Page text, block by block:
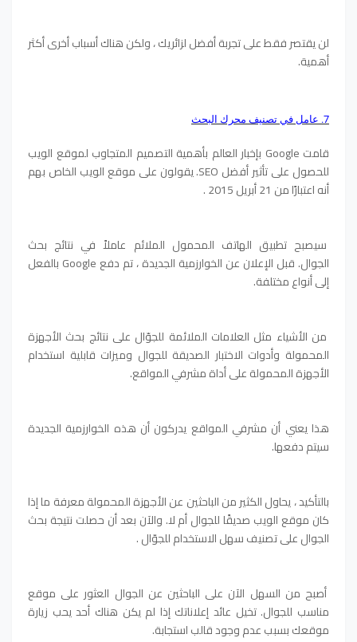
لن يقتصر فقط على تجربة أفضل لزائريك ، ولكن هناك أسباب أخرى أكثر
أهمية.
7. عامل في تصنيف محرك البحث
قامت Google بإخبار العالم بأهمية التصميم المتجاوب لموقع الويب
للحصول على تأثير أفضل SEO. يقولون على موقع الويب الخاص بهم
أنه اعتبارًا من 21 أبريل 2015 .
سيصبح تطبيق الهاتف المحمول الملائم عاملاً في نتائج بحث
الجوال.
قبل الإعلان عن الخوارزمية الجديدة ، تم دفع Google بالفعل
إلى أنواع مختلفة.
من الأشياء مثل العلامات الملائمة للجوّال على نتائج بحث الأجهزة
المحمولة وأدوات الاختبار الصديقة للجوال وميزات قابلية استخدام
الأجهزة المحمولة على أداة مشرفي المواقع.
هذا يعني أن مشرفي المواقع يدركون أن هذه الخوارزمية الجديدة
سيتم دفعها.
بالتأكيد ، يحاول الكثير من الباحثين عن الأجهزة المحمولة معرفة ما إذا
كان موقع الويب صديقًا للجوال أم لا. والآن بعد أن حصلت نتيجة بحث
الجوال على تصنيف سهل الاستخدام للجوّال .
أصبح من السهل الآن على الباحثين عن الجوال العثور على موقع
مناسب للجوال. تخيل عائد إعلاناتك إذا لم يكن هناك أحد يحب زيارة
موقعك بسبب عدم وجود قالب استجابة.